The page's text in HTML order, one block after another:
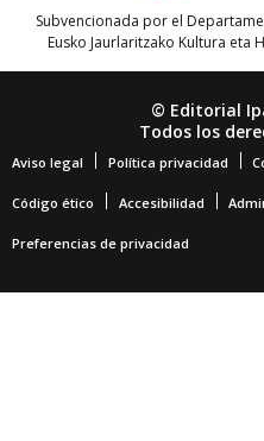
Subvencionada por el
Eusko Jaurlaritzako Kultura eta
© Editorial
Todos los
Aviso legal Política privacidad
Código ético Accesibilidad
Preferencias de privacidad